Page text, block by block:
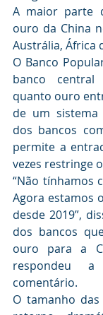
A maior parte
ouro da China
Austrália, África
O Banco
banco
quanto ouro
de um
dos bancos
permite a
vezes restringe
“Não tínhamos
Agora estamos
desde 2019”,
dos bancos
ouro para a
respondeu
comentário.
O tamanho